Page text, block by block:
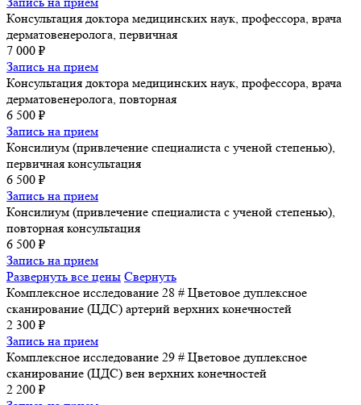
Консультация доктора медицинских наук, профессора, врача
дерматовенеролога, первичная
7 000 ₽
Запись на прием
Консультация доктора медицинских наук, профессора, врача
дерматовенеролога, повторная
6 500 ₽
Запись на прием
Консилиум (привлечение специалиста с ученой степенью),
первичная консультация
6 500 ₽
Запись на прием
Консилиум (привлечение специалиста с ученой степенью),
повторная консультация
6 500 ₽
Запись на прием
Развернуть все цены Свернуть
Комплексное исследование 28 # Цветовое дуплексное
сканирование (ЦДС) артерий верхних конечностей
2 300 ₽
Запись на прием
Комплексное исследование 29 # Цветовое дуплексное
сканирование (ЦДС) вен верхних конечностей
2 200 ₽